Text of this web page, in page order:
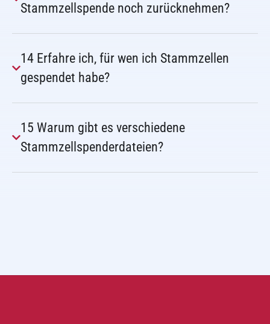
Stammzellspende noch zurücknehmen?
14 Erfahre ich, für wen ich Stammzellen
gespendet habe?
15 Warum gibt es verschiedene
Stammzellspenderdateien?